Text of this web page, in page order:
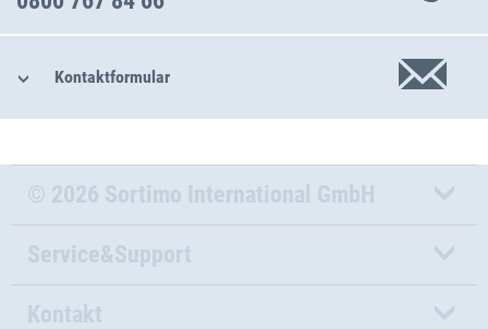
Kontaktformular
© 2026 Sortimo International GmbH
Service&Support
Kontakt